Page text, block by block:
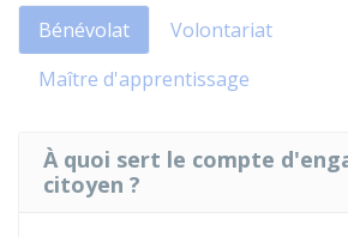
Bénévolat
Volontariat
Maître d'apprentissage
À quoi sert le compte
citoyen ?